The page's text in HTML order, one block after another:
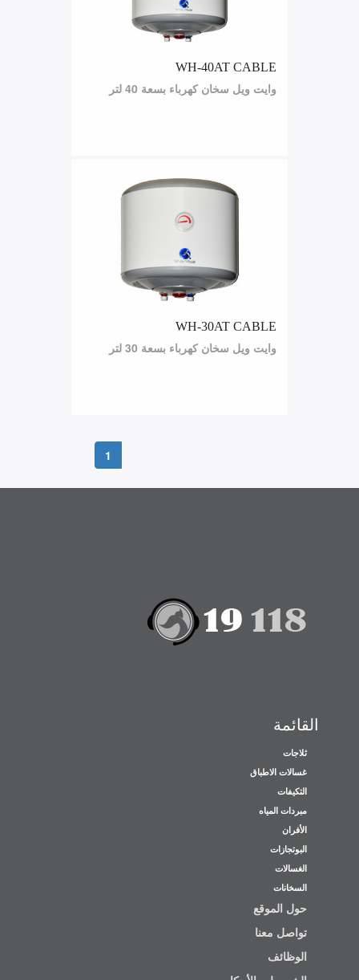
WH-40AT CABLE
وايت ويل سخان كهرباء بسعة 40 لتر
WH-30AT CABLE
وايت ويل سخان كهرباء بسعة 30 لتر
1
القائمة
ثلاجات
غسالات الاطباق
التكيفات
مبردات المياه
الأفران
البوتجازات
الغسالات
السخانات
حول الموقع
تواصل معنا
الوظائف